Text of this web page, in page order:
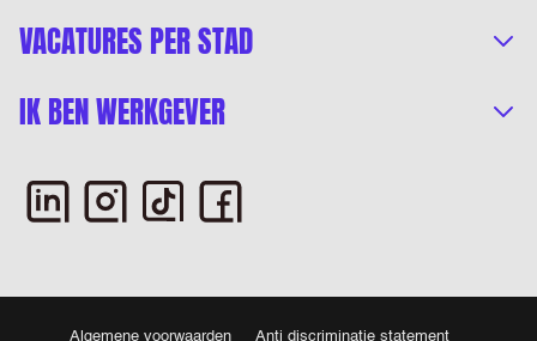
VACATURES PER STAD
IK BEN WERKGEVER
Algemene voorwaarden Anti discriminatie statement